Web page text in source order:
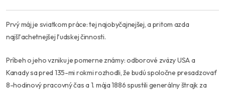
Prvý máj je sviatkom práce: tej najobyčajnejšej, a pritom azda
najšľachetnejšej ľudskej činnosti.
Príbeh o jeho vzniku je pomerne známy: odborové zväzy USA a
Kanady sa pred 135-mi rokmi rozhodli, že budú spoločne presadzovať
8-hodinový pracovný čas a 1. mája 1886 spustili generálny štrajk za